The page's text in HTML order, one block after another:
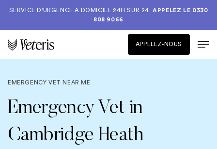
SERVICE D'URGENCE A DOMICILE 24H SUR 24.APPELEZ LE 0330
808 9066
APPELEZ-NOUS
EMERGENCY VET NEAR ME
Emergency Vet in
Cambridge Heath